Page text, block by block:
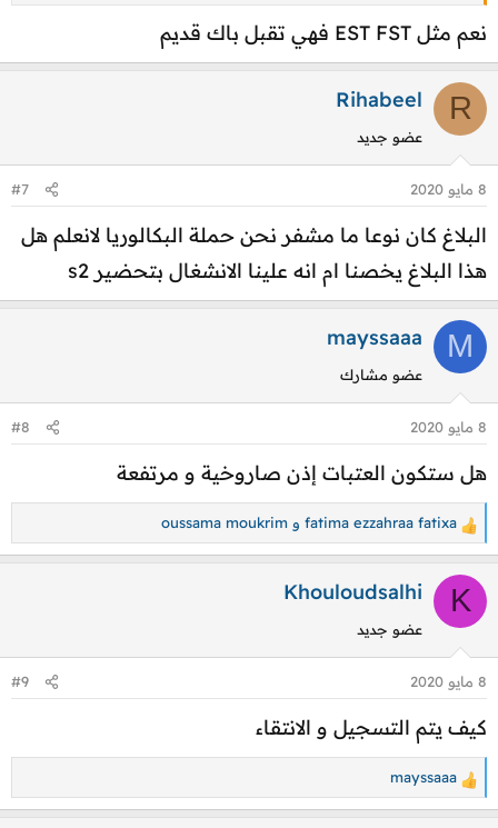
نعم مثل EST FST فهي تقبل باك قديم
R
Rihabeel
عضو جديد
8 مايو 2020 #7
البلاغ كان نوعا ما مشفر نحن حملة البكالوريا لانعلم هل
هذا البلاغ يخصنا ام انه علينا الانشغال بتحضير s2
M
mayssaaa
عضو مشارك
8 مايو 2020 #8
هل ستكون العتبات إذن صاروخية و مرتفعة
ل
ت
ع
ل
ت
fatima ezzahraa fatixa و oussama moukrim
K
Khouloudsalhi
عضو جديد
8 مايو 2020 #9
كيف يتم التسجيل و الانتقاء
ل
mayssaaa